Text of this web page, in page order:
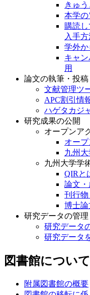
きゅう
本学
購読
入手
学外
キャ
用
論文の執筆・投稿
文献管理ツ
APC割引情
ハゲタカジ
研究成果の公開
オープンア
オー
九州
九州大学学
QIRと
論文
刊行
博士
研究データの管理
研究データ
研究データ
図書館について
附属図書館の概要